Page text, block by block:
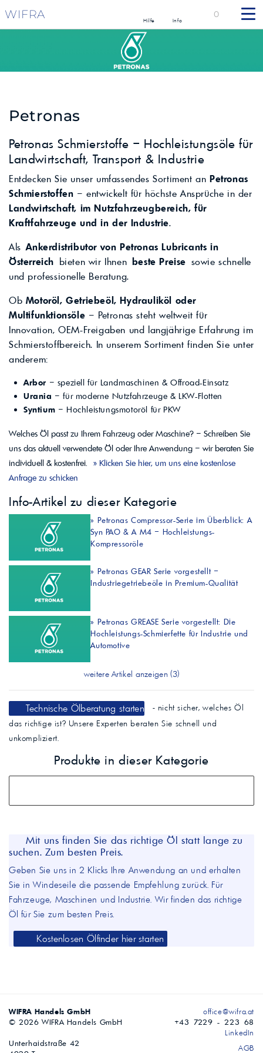
WIFRA Hilfe Info
0
Petronas
Petronas Schmierstoffe – Hochleistungsöle für
Landwirtschaft, Transport & Industrie
Entdecken Sie unser umfassendes Sortiment an Petronas
Schmierstoffen – entwickelt für höchste Ansprüche in der
Landwirtschaft, im Nutzfahrzeugbereich, für
Kraftfahrzeuge und in der Industrie.
AlsAnkerdistributor von Petronas Lubricants in
Österreich bieten wir Ihnen beste Preise sowie schnelle
und professionelle Beratung.
Ob Motoröl, Getriebeöl, Hydrauliköl oder
Multifunktionsöle – Petronas steht weltweit für
Innovation, OEM-Freigaben und langjährige Erfahrung im
Schmierstoffbereich. In unserem Sortiment finden Sie unter
anderem:
Arbor – speziell für Landmaschinen & Offroad-Einsatz
Urania – für moderne Nutzfahrzeuge & LKW-Flotten
Syntium – Hochleistungsmotoröl für PKW
Welches Öl passt zu Ihrem Fahrzeug oder Maschine? – Schreiben Sie
uns das aktuell verwendete Öl oder Ihre Anwendung – wir beraten Sie
individuell & kostenfrei. » Klicken Sie hier, um uns eine kostenlose
Anfrage zu schicken
Info-Artikel zu dieser Kategorie
» Petronas Compressor-Serie im Überblick: A
Syn PAO & A M4 – Hochleistungs-
Kompressoröle
» Petronas GEAR Serie vorgestellt –
Industriegetriebeöle in Premium-Qualität
» Petronas GREASE Serie vorgestellt: Die
Hochleistungs-Schmierfette für Industrie und
Automotive
weitere Artikel anzeigen (3)
Technische Ölberatung starten
- nicht sicher, welches Öl
das richtige ist? Unsere Experten beraten Sie schnell und
unkompliziert.
Produkte in dieser Kategorie
Mit uns finden Sie das richtige Öl statt lange zu
suchen. Zum besten Preis.
Geben Sie uns in 2 Klicks Ihre Anwendung an und erhalten
Sie in Windeseile die passende Empfehlung zurück. Für
Fahrzeuge, Maschinen und Industrie. Wir finden das richtige
Öl für Sie zum besten Preis.
Kostenlosen Ölfinder hier starten
WIFRA Handels GmbH
© 2026 WIFRA Handels GmbH
Unterhaidstraße 42
office@wifra.at
+43 7229 - 223 68
LinkedIn
AGB